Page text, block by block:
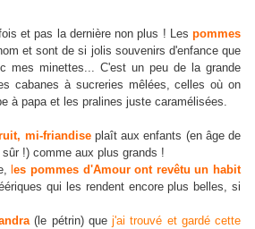
et pas la dernière non plus ! Les pommes
et sont de si jolis souvenirs d'enfance que
mes minettes... C'est un peu de la grande
cabanes à sucreries mêlées, celles où on
à papa et les pralines juste caramélisées.
mi-friandiseplaît aux enfants (en âge de
!) comme aux plus grands !
les pommes d'Amour ont revêtu un habit
qui les rendent encore plus belles, si
(le pétrin) quej'ai trouvé et gardé cette